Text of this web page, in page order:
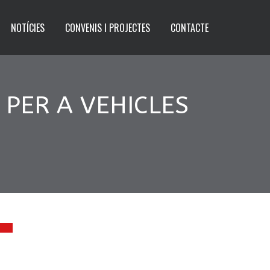
NOTÍCIES CONVENIS I PROJECTES CONTACTE
A VEHICLES